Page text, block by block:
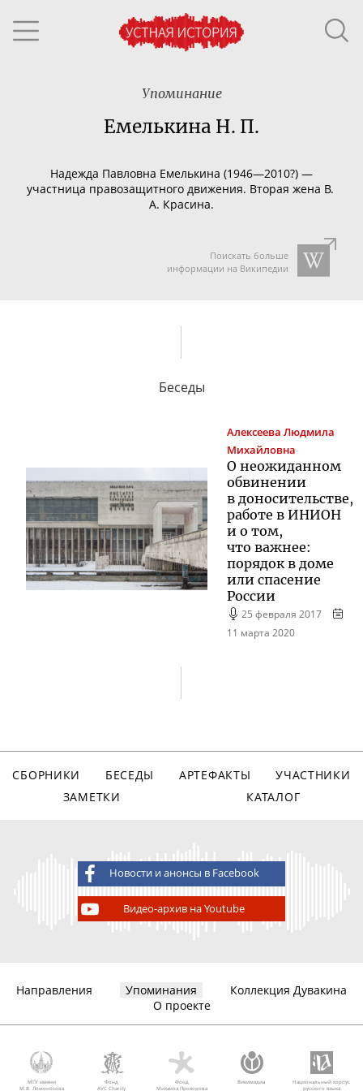
Упоминание
Емелькина Н. П.
Надежда Павловна Емелькина (1946—2010?) —
участница правозащитного движения. Вторая жена В.
А. Красина.
Поискать больше
информации на Википедии
Беседы
Алексеева Людмила
Михайловна
О неожиданном
обвинении
в доносительстве,
работе в ИНИОН
и о том,
что важнее:
порядок в доме
или спасение
России
25 февраля 2017
11 марта 2020
СБОРНИКИ БЕСЕДЫ АРТЕФАКТЫ
УЧАСТНИКИ
ЗАМЕТКИ
КАТАЛОГ
Новости и анонсы в Facebook
Видео-архив на Youtube
Направления Упоминания
Коллекция Дувакина
О проекте
МГУ имени
М.В. Ломоносова
Фонд
AVC Charity
Фонд
Михаила Прохорова
Викимедиа
Национальный корпус
русского языка